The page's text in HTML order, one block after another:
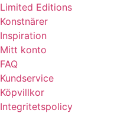
Limited Editions
Konstnärer
Inspiration
Mitt konto
FAQ
Kundservice
Köpvillkor
Integritetspolicy